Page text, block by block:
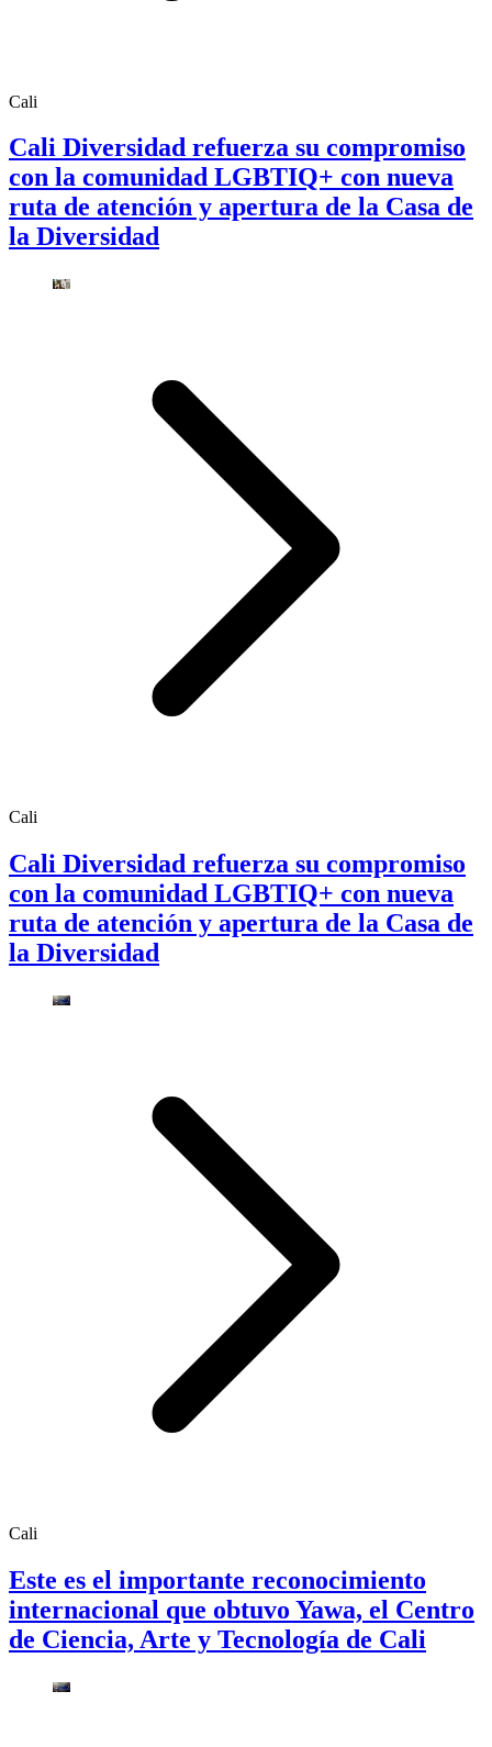
Cali
Cali Diversidad refuerza su compromiso
con la comunidad LGBTIQ+ con nueva
ruta de atención y apertura de la Casa de
la Diversidad
Cali
Cali Diversidad refuerza su compromiso
con la comunidad LGBTIQ+ con nueva
ruta de atención y apertura de la Casa de
la Diversidad
Cali
Este es el importante reconocimiento
internacional que obtuvo Yawa, el Centro
de Ciencia, Arte y Tecnología de Cali